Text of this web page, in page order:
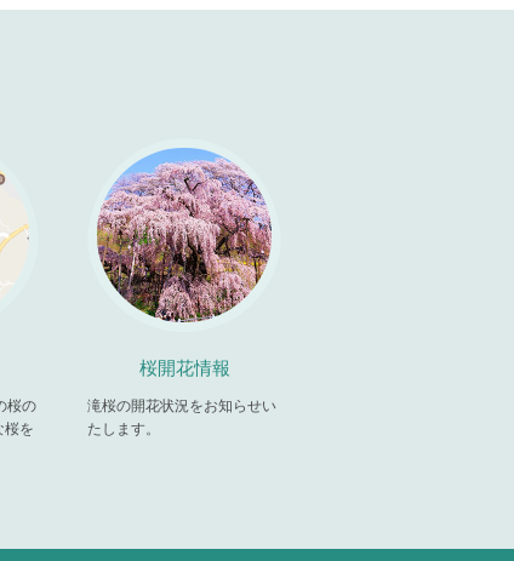
桜の
桜を
桜開花情報
滝桜の開花状況をお知らせい
たします。